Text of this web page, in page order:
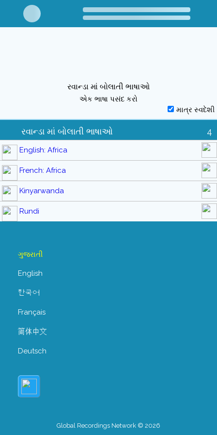
રવાન્ડા માં બોલાતી ભાષાઓ
એક ભાષા પસંદ કરો
માત્ર સ્વદેશી
રવાન્ડા માં બોલાતી ભાષાઓ 4
English: Africa
French: Africa
Kinyarwanda
Rundi
ગુજરાતી
English
한국어
Français
简体中文
Deutsch
Global Recordings Network © 2026